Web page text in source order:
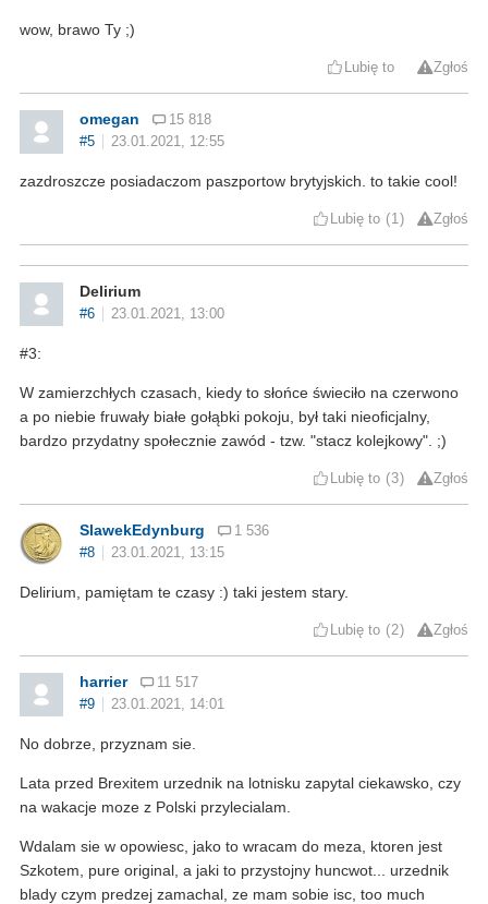
wow, brawo Ty ;)
Lubię to Zgłoś
omegan
15 818
#5
23.01.2021, 12:55
zazdroszcze posiadaczom paszportow brytyjskich. to takie cool!
Lubię to 1 Zgłoś
Delirium
#6 23.01.2021, 13:00
#3:
W zamierzchłych czasach, kiedy to słońce świeciło na czerwono
a po niebie fruwały białe gołąbki pokoju, był taki nieoficjalny,
bardzo przydatny społecznie zawód - tzw. "stacz kolejkowy". ;)
Lubię to 3 Zgłoś
SlawekEdynburg
1 536
#8
23.01.2021, 13:15
Delirium, pamiętam te czasy :) taki jestem stary.
Lubię to 2 Zgłoś
harrier
11 517
#9
23.01.2021, 14:01
No dobrze, przyznam sie.
Lata przed Brexitem urzednik na lotnisku zapytal ciekawsko, czy
na wakacje moze z Polski przylecialam.
Wdalam sie w opowiesc, jako to wracam do meza, ktoren jest
Szkotem, pure original, a jaki to przystojny huncwot... urzednik
blady czym predzej zamachal, ze mam sobie isc, too much